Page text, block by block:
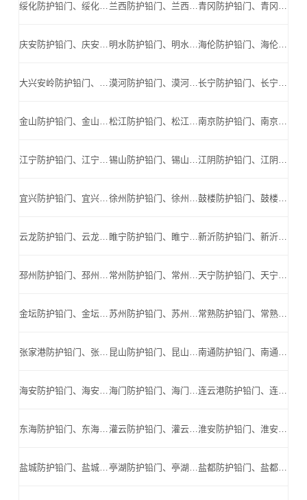
绥化防护铅门、绥化防辐射铅门、绥化医用铅门、绥化手术室铅门、绥化工业探伤铅门_绥化手术室铅门公司 兰西防护铅门、兰西防辐射铅门、兰西医用铅门、兰西手术室铅门、兰西工业探伤铅门_兰西手术室铅门公司 青冈防护铅门、青冈防辐射铅门、青冈医用铅门、青冈手术室铅门、青冈工业探伤铅门_青冈手术室铅门公司
庆安防护铅门、庆安防辐射铅门、庆安医用铅门、庆安手术室铅门、庆安工业探伤铅门_庆安手术室铅门公司 明水防护铅门、明水防辐射铅门、明水医用铅门、明水手术室铅门、明水工业探伤铅门_明水手术室铅门公司 海伦防护铅门、海伦防辐射铅门、海伦医用铅门、海伦手术室铅门、海伦工业探伤铅门_海伦手术室铅门公司
大兴安岭防护铅门、大兴安岭防辐射铅门、大兴安岭医用铅门、大兴安岭手术室铅门、大兴安岭工业探伤铅门_大兴安岭手术室铅门公司 漠河防护铅门、漠河防辐射铅门、漠河医用铅门、漠河手术室铅门、漠河工业探伤铅门_漠河手术室铅门公司 长宁防护铅门、长宁防辐射铅门、长宁医用铅门、长宁手术室铅门、长宁工业探伤铅门_长宁手术室铅门公司
金山防护铅门、金山防辐射铅门、金山医用铅门、金山手术室铅门、金山工业探伤铅门_金山手术室铅门公司 松江防护铅门、松江防辐射铅门、松江医用铅门、松江手术室铅门、松江工业探伤铅门_松江手术室铅门公司 南京防护铅门、南京防辐射铅门、南京医用铅门、南京手术室铅门、南京工业探伤铅门_南京手术室铅门公司
江宁防护铅门、江宁防辐射铅门、江宁医用铅门、江宁手术室铅门、江宁工业探伤铅门_江宁手术室铅门公司 锡山防护铅门、锡山防辐射铅门、锡山医用铅门、锡山手术室铅门、锡山工业探伤铅门_锡山手术室铅门公司 江阴防护铅门、江阴防辐射铅门、江阴医用铅门、江阴手术室铅门、江阴工业探伤铅门_江阴手术室铅门公司
宜兴防护铅门、宜兴防辐射铅门、宜兴医用铅门、宜兴手术室铅门、宜兴工业探伤铅门_宜兴手术室铅门公司 徐州防护铅门、徐州防辐射铅门、徐州医用铅门、徐州手术室铅门、徐州工业探伤铅门_徐州手术室铅门公司 鼓楼防护铅门、鼓楼防辐射铅门、鼓楼医用铅门、鼓楼手术室铅门、鼓楼工业探伤铅门_鼓楼手术室铅门公司
云龙防护铅门、云龙防辐射铅门、云龙医用铅门、云龙手术室铅门、云龙工业探伤铅门_云龙手术室铅门公司 睢宁防护铅门、睢宁防辐射铅门、睢宁医用铅门、睢宁手术室铅门、睢宁工业探伤铅门_睢宁手术室铅门公司 新沂防护铅门、新沂防辐射铅门、新沂医用铅门、新沂手术室铅门、新沂工业探伤铅门_新沂手术室铅门公司
邳州防护铅门、邳州防辐射铅门、邳州医用铅门、邳州手术室铅门、邳州工业探伤铅门_邳州手术室铅门公司 常州防护铅门、常州防辐射铅门、常州医用铅门、常州手术室铅门、常州工业探伤铅门_常州手术室铅门公司 天宁防护铅门、天宁防辐射铅门、天宁医用铅门、天宁手术室铅门、天宁工业探伤铅门_天宁手术室铅门公司
金坛防护铅门、金坛防辐射铅门、金坛医用铅门、金坛手术室铅门、金坛工业探伤铅门_金坛手术室铅门公司 苏州防护铅门、苏州防辐射铅门、苏州医用铅门、苏州手术室铅门、苏州工业探伤铅门_苏州手术室铅门公司 常熟防护铅门、常熟防辐射铅门、常熟医用铅门、常熟手术室铅门、常熟工业探伤铅门_常熟手术室铅门公司
张家港防护铅门、张家港防辐射铅门、张家港医用铅门、张家港手术室铅门、张家港工业探伤铅门_张家港手术室铅门公司 昆山防护铅门、昆山防辐射铅门、昆山医用铅门、昆山手术室铅门、昆山工业探伤铅门_昆山手术室铅门公司 南通防护铅门、南通防辐射铅门、南通医用铅门、南通手术室铅门、南通工业探伤铅门_南通手术室铅门公司
海安防护铅门、海安防辐射铅门、海安医用铅门、海安手术室铅门、海安工业探伤铅门_海安手术室铅门公司 海门防护铅门、海门防辐射铅门、海门医用铅门、海门手术室铅门、海门工业探伤铅门_海门手术室铅门公司 连云港防护铅门、连云港防辐射铅门、连云港医用铅门、连云港手术室铅门、连云港工业探伤铅门_连云港手术室铅门公司
东海防护铅门、东海防辐射铅门、东海医用铅门、东海手术室铅门、东海工业探伤铅门_东海手术室铅门公司 灌云防护铅门、灌云防辐射铅门、灌云医用铅门、灌云手术室铅门、灌云工业探伤铅门_灌云手术室铅门公司 淮安防护铅门、淮安防辐射铅门、淮安医用铅门、淮安手术室铅门、淮安工业探伤铅门_淮安手术室铅门公司
盐城防护铅门、盐城防辐射铅门、盐城医用铅门、盐城手术室铅门、盐城工业探伤铅门_盐城手术室铅门公司 亭湖防护铅门、亭湖防辐射铅门、亭湖医用铅门、亭湖手术室铅门、亭湖工业探伤铅门_亭湖手术室铅门公司 盐都防护铅门、盐都防辐射铅门、盐都医用铅门、盐都手术室铅门、盐都工业探伤铅门_盐都手术室铅门公司